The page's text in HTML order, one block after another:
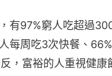
有97%窮人吃超過
每周吃3次快餐、
，富裕的人重視健康